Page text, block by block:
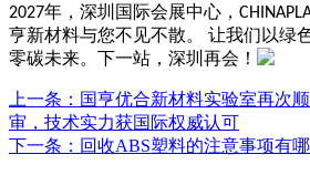
2027年，深圳国际会展中心，
亨新材料与您不见不散。
让我们以绿
零碳未来。下一站，深圳再会！
上一条 ：国亨优合新材料实验室再次
审，技术实力获国际权威认可
下一条 ：回收ABS塑料的注意事项有